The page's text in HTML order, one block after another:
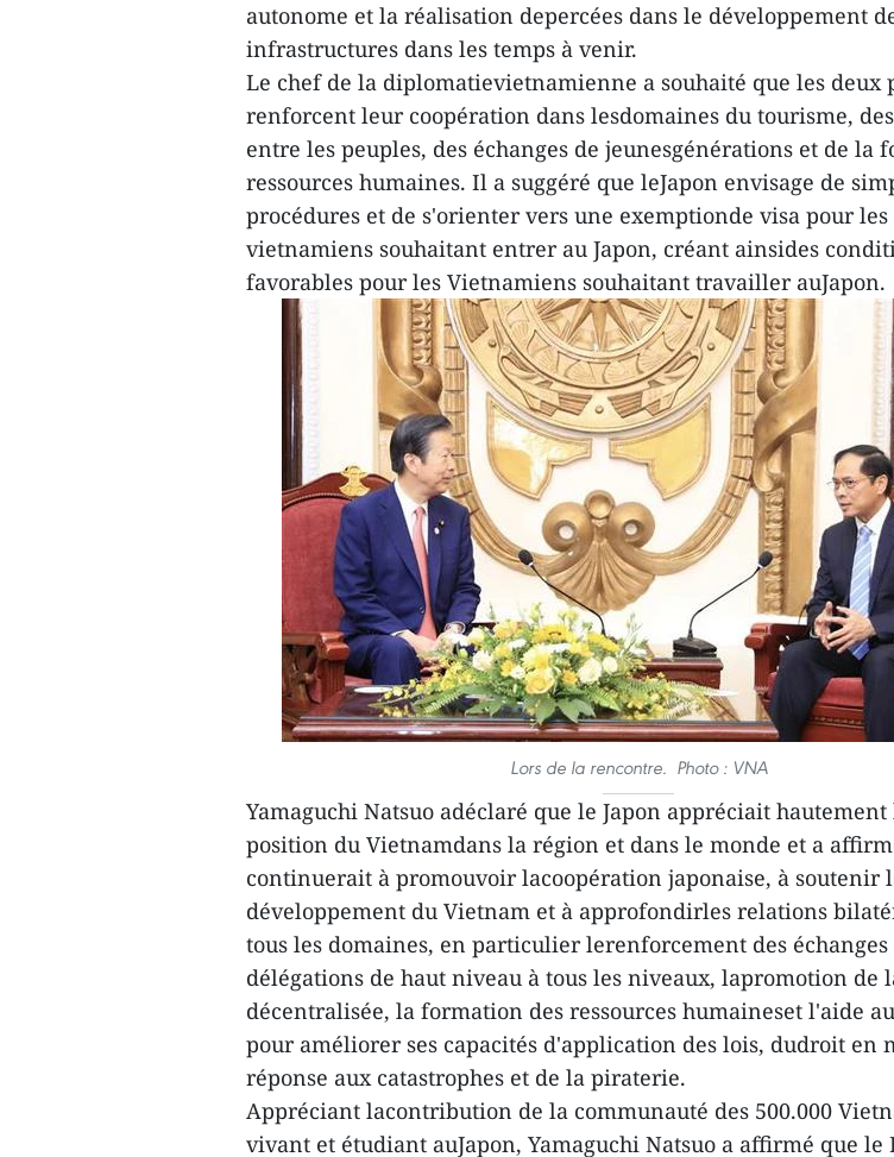
autonome et la réalisation depercées dans le développement
infrastructures dans les temps à venir.
Le chef de la diplomatievietnamienne a souhaité que les deux
renforcent leur coopération dans lesdomaines du tourisme,
entre les peuples, des échanges de jeunesgénérations et de la
ressources humaines. Il a suggéré que leJapon envisage de
procédures et de s'orienter vers une exemptionde visa pour
vietnamiens souhaitant entrer au Japon, créant ainsides
favorables pour les Vietnamiens souhaitant travailler auJapon.
Lors de la rencontre. Photo : VNA
Yamaguchi Natsuo adéclaré que le Japon appréciait
position du Vietnamdans la région et dans le monde et a
continuerait à promouvoir lacoopération japonaise, à soutenir
développement du Vietnam et à approfondirles relations
tous les domaines, en particulier lerenforcement des échanges
délégations de haut niveau à tous les niveaux, lapromotion de
décentralisée, la formation des ressources humaineset l'aide
pour améliorer ses capacités d'application des lois, dudroit en
réponse aux catastrophes et de la piraterie.
Appréciant lacontribution de la communauté des 500.000
vivant et étudiant auJapon, Yamaguchi Natsuo a affirmé que le